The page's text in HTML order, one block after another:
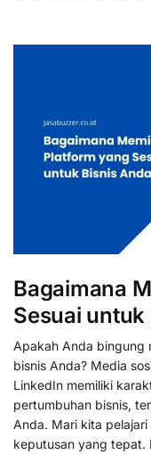
Bagaimana
Sesuai untuk
Apakah Anda bingung
bisnis Anda? Media
LinkedIn memiliki
pertumbuhan bisnis,
Anda. Mari kita
keputusan yang tepat.